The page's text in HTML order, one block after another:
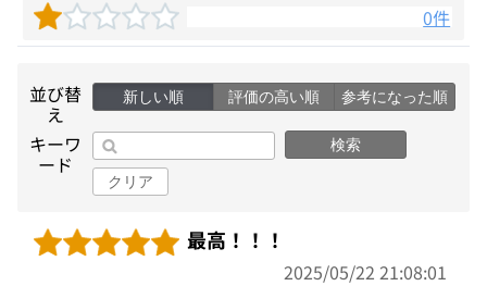
0件
並び替
え
新しい順 評価の高い順 参考になった順
キーワ
ード
検索
クリア
最高！！！
2025/05/22 21:08:01